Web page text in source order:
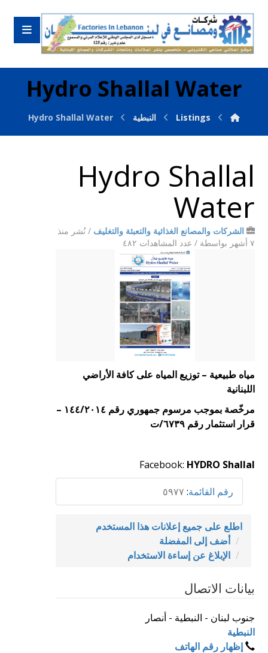
Hydro Shallal Water
Listings النبطية Hydro Shallal Water
Hydro Shallal
Water
الشركات والمصانع الغذائية والتعبئة والتغليف /نُشر منذ
٧ أشهر
بواسطة/ عدد المشاهدات ٤٨٢
مياه طبيعية – توزيع المياه على كافة الأراضي
اللبنانية
مرخّصة بموجب مرسوم جمهوري رقم ١٤٤/٢٠١٤ –
قرار استثمار رقم ٦٧٣٩/ت
Facebook: HYDRO Shallal
رقم القائمة: ٥٩٧٧
اطلع على جميع إعلانات هذا المستخدم
أضف إلى المفضلة
الإبلاغ عن إساءة الاستخدام
بيانات الاتصال
جنوب لبنان - النبطية - أنصار
النبطية
إظهار رقم الهاتف